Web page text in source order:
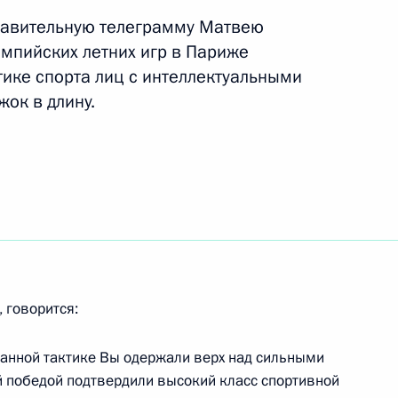
форума «Россия –
телеграмму Матвею
летних игр в Париже
спорта лиц с интеллектуальными
в длину.
тактике Вы одержали верх над сильными
подтвердили высокий класс спортивной